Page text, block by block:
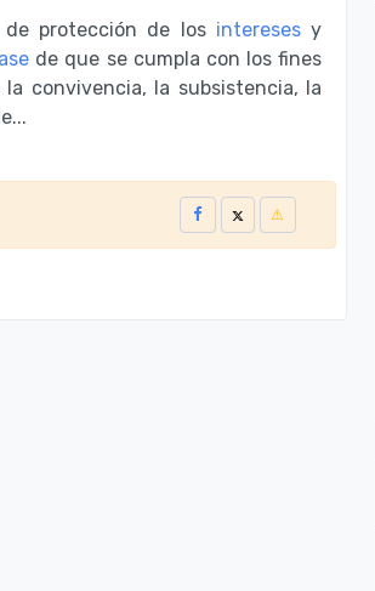
protección de los interesesy
de que se cumpla con los fines
convivencia, la subsistencia, la